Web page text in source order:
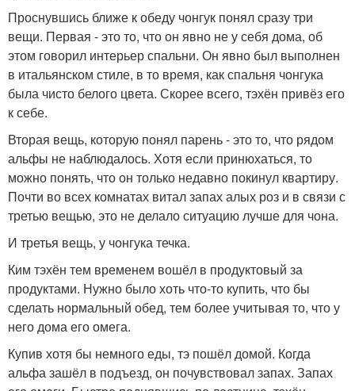
Проснувшись ближе к обеду чонгук понял сразу три
вещи. Первая - это то, что он явно не у себя дома, об
этом говорил интерьер спальни. Он явно был выполнен
в итальянском стиле, в то время, как спальня чонгука
была чисто белого цвета. Скорее всего, тэхён привёз его
к себе.
Вторая вещь, которую понял парень - это то, что рядом
альфы не наблюдалось. Хотя если принюхаться, то
можно понять, что он только недавно покинул квартиру.
Почти во всех комнатах витал запах алых роз и в связи с
третью вещью, это не делало ситуацию лучше для чона.
И третья вещь, у чонгука течка.
Ким тэхён тем временем вошёл в продуктовый за
продуктами. Нужно было хоть что-то купить, что бы
сделать нормальный обед, тем более учитывая то, что у
него дома его омега.
Купив хотя бы немного еды, тэ пошёл домой. Когда
альфа зашёл в подъезд, он почувствовал запах. Запах